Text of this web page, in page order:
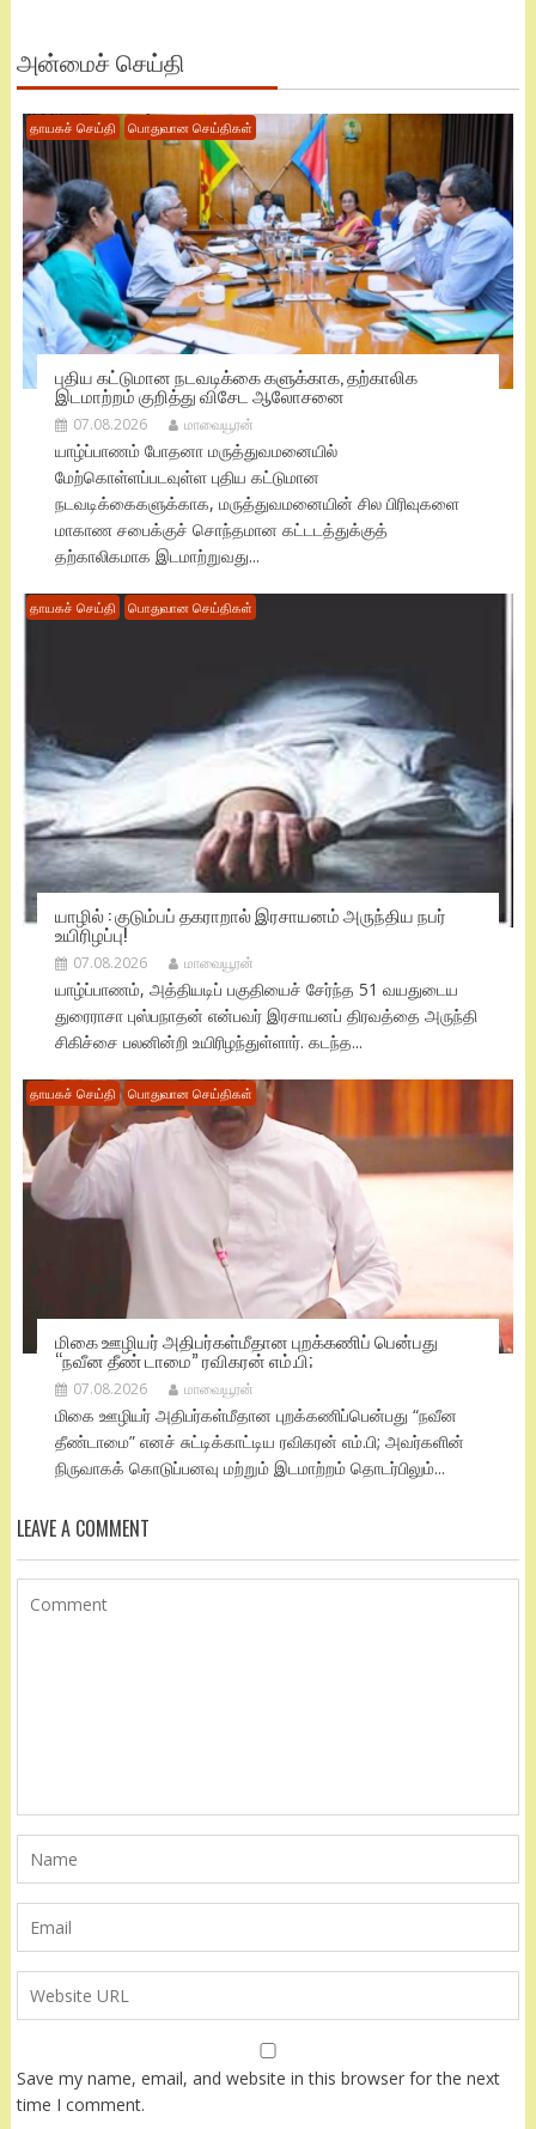
அன்மைச் செய்தி
தாயகச் செய்தி பொதுவான செய்திகள்
புதிய கட்டுமான நடவடிக்கை களுக்காக, தற்காலிக
இடமாற்றம் குறித்து விசேட ஆலோசனை
07.08.2026 மாவையூரன்
யாழ்ப்பாணம் போதனா மருத்துவமனையில்
மேற்கொள்ளப்படவுள்ள புதிய கட்டுமான
நடவடிக்கைகளுக்காக, மருத்துவமனையின் சில பிரிவுகளை
மாகாண சபைக்குச் சொந்தமான கட்டடத்துக்குத்
தற்காலிகமாக இடமாற்றுவது...
தாயகச் செய்தி பொதுவான செய்திகள்
யாழில் : குடும்பப் தகராறால் இரசாயனம் அருந்திய நபர்
உயிரிழப்பு!
07.08.2026 மாவையூரன்
யாழ்ப்பாணம், அத்தியடிப் பகுதியைச் சேர்ந்த 51 வயதுடைய
துரைராசா புஸ்பநாதன் என்பவர் இரசாயனப் திரவத்தை அருந்தி
சிகிச்சை பலனின்றி உயிரிழந்துள்ளார். கடந்த...
தாயகச் செய்தி பொதுவான செய்திகள்
மிகை ஊழியர் அதிபர்கள்மீதான புறக்கணிப் பென்பது
“நவீன தீண் டாமை” ரவிகரன் எம்.பி;
07.08.2026 மாவையூரன்
மிகை ஊழியர் அதிபர்கள்மீதான புறக்கணிப்பென்பது “நவீன
தீண்டாமை” எனச் சுட்டிக்காட்டிய ரவிகரன் எம்.பி; அவர்களின்
நிருவாகக் கொடுப்பனவு மற்றும் இடமாற்றம் தொடர்பிலும்...
LEAVE A COMMENT
Save my name, email, and website in this browser for the next
time I comment.